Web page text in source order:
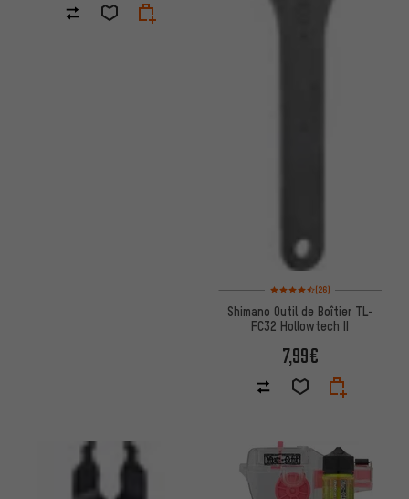
Note moyenne : 4,5 sur 5
(26)
Shimano Outil de Boîtier TL-
FC32 Hollowtech II
7,99€